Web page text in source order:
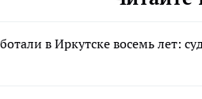
в Иркутске восемь лет: